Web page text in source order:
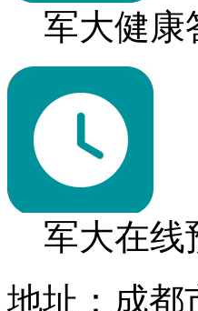
军大健康
军大在线
地址：成都